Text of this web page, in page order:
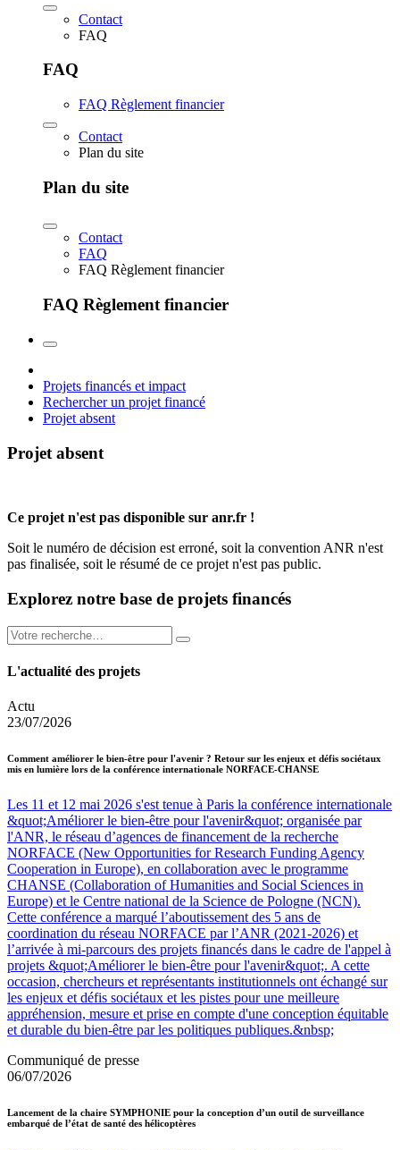
Contact
FAQ
FAQ
FAQ Règlement financier
Contact
Plan du site
Plan du site
Contact
FAQ
FAQ Règlement financier
FAQ Règlement financier
Projets financés et impact
Rechercher un projet financé
Projet absent
Projet absent
Ce projet n'est pas disponible sur anr.fr !
Soit le numéro de décision est erroné, soit la convention ANR n'est
pas finalisée, soit le résumé de ce projet n'est pas public.
Explorez notre base de projets financés
L'actualité des projets
Actu
23/07/2026
Comment améliorer le bien-être pour l'avenir ? Retour sur les enjeux et défis sociétaux
mis en lumière lors de la conférence internationale NORFACE-CHANSE
Les 11 et 12 mai 2026 s'est tenue à Paris la conférence internationale
&quot;Améliorer le bien-être pour l'avenir&quot; organisée par
l'ANR, le réseau d’agences de financement de la recherche
NORFACE (New Opportunities for Research Funding Agency
Cooperation in Europe), en collaboration avec le programme
CHANSE (Collaboration of Humanities and Social Sciences in
Europe) et le Centre national de la Science de Pologne (NCN).
Cette conférence a marqué l’aboutissement des 5 ans de
coordination du réseau NORFACE par l’ANR (2021-2026) et
l’arrivée à mi-parcours des projets financés dans le cadre de l'appel à
projets &quot;Améliorer le bien-être pour l'avenir&quot;. A cette
occasion, chercheurs et représentants institutionnels ont échangé sur
les enjeux et défis sociétaux et les pistes pour une meilleure
appréhension, mesure et prise en compte d'une conception équitable
et durable du bien-être par les politiques publiques.&nbsp;
Communiqué de presse
06/07/2026
Lancement de la chaire SYMPHONIE pour la conception d’un outil de surveillance
embarqué de l’état de santé des hélicoptères